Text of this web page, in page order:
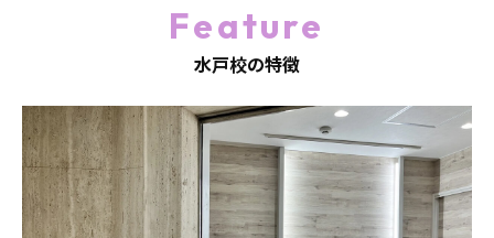
Feature
水戸校の特徴